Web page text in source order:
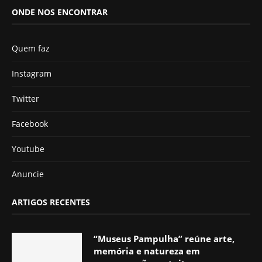
ONDE NOS ENCONTRAR
Quem faz
Instagram
Twitter
Facebook
Youtube
Anuncie
ARTIGOS RECENTES
“Museus Pampulha” reúne arte,
memória e natureza em